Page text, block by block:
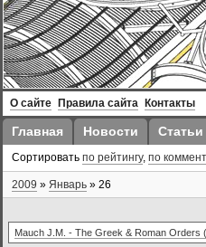
О сайте Правила сайта Контакты
Главная Новости Статьи
Сортировать по рейтингу, по
2009 » Январь » 26
Mauch J.M. - The Greek & Roman Orders